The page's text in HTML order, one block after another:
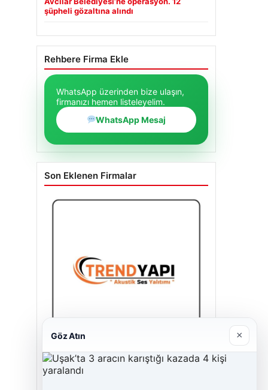
Avcılar Belediyesi’ne operasyon. 12
şüpheli gözaltına alındı
Rehbere Firma Ekle
WhatsApp üzerinden bize ulaşın,
firmanızı hemen listeleyelim.
WhatsApp Mesaj
Son Eklenen Firmalar
Trend Yapı Akustik
Göz Atın ×